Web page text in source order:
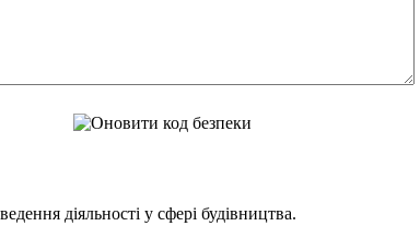
діяльності у сфері будівництва.